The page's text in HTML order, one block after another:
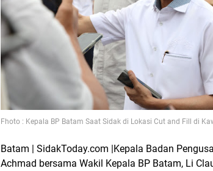
Fhoto : Kepala BP Batam Saat Sidak di Lokasi Cut and Fill di
Batam | SidakToday.com |Kepala Badan
Achmad bersama Wakil Kepala BP Batam, Li